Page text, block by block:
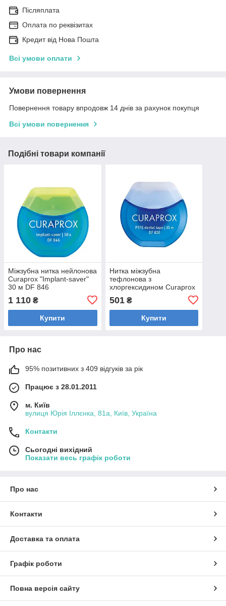
Післяплата
Оплата по реквізитах
Кредит від Нова Пошта
Всі умови оплати
Умови повернення
Повернення товару впродовж 14 днів за рахунок покупця
Всі умови повернення
Подібні товари компанії
Міжзубна нитка нейлонова
Curaprox "Implant-saver"
30 м DF 846
1 110 ₴
Купити
Нитка міжзубна
тефлонова з
хлоргексидином Curaprox
501₴
Купити
Про нас
95% позитивних з 409 відгуків за рік
Працює з 28.01.2011
м. Київ
вулиця Юрія Іллєнка, 81а, Київ, Україна
Контакти
Сьогодні вихідний
Показати весь графік роботи
Про нас
Контакти
Доставка та оплата
Графік роботи
Повна версія сайту